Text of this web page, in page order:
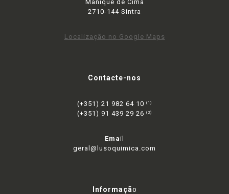
Manique de Cima
2710-144 Sintra
Localização no Google Maps
Contacte-nos
(+351) 21 982 64 10 (1)
(+351) 91 439 29 26 (2)
Email
geral@lusoquimica.com
Informação